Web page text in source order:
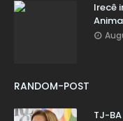
Irecê
RANDOM-POST
TJ-